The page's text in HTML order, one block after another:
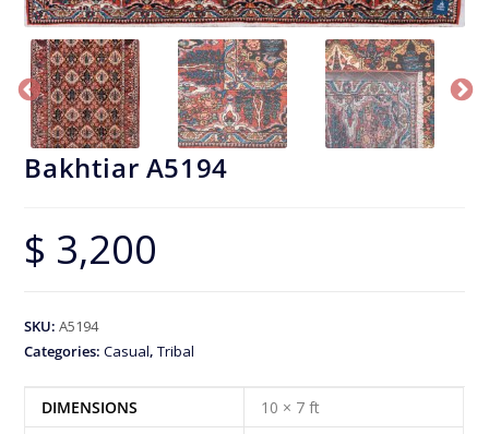
Bakhtiar A5194
$ 3,200
SKU:A5194
Categories:Casual,Tribal
DIMENSIONS
10 × 7 ft